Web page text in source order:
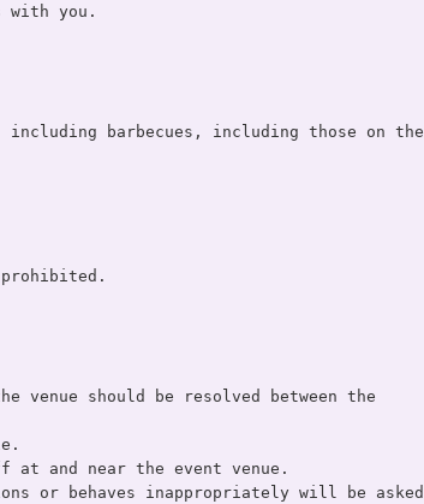
with you.
barbecues, including those on the
venue should be resolved between the
and near the event venue.
or behaves inappropriately will be asked